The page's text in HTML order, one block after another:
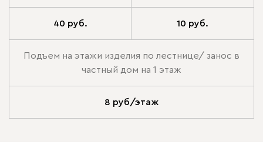
40 руб. 10 руб.
Подъем на этажи изделия по лестнице/ занос в
частный дом на 1 этаж
8 руб/этаж